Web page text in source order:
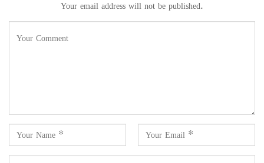
Your email address will not be published.